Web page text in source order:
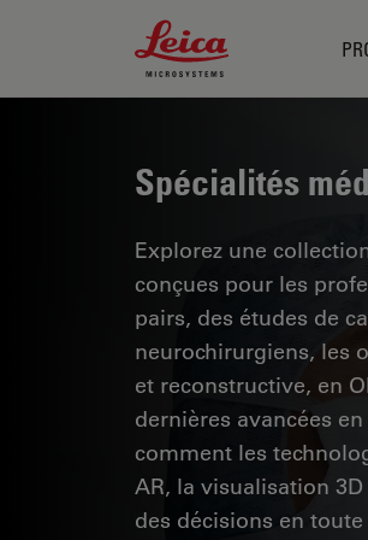
Leica Microsystems Logo
Spécialités
Explorez une
conçues pour les
pairs, des études de
neurochirurgiens, les
et reconstructive, en
dernières avancées
comment les
AR, la visualisation
des décisions en